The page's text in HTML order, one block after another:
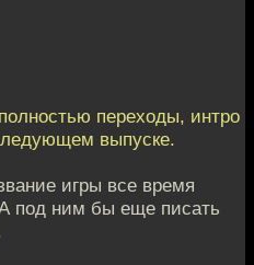
переходы, интро
выпуске.
игры все время
А под ним бы еще писать